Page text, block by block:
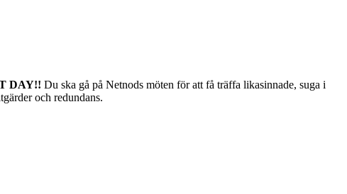
DAY!! Du ska gå på Netnods möten för att få träffa likasinnade, suga i
och redundans.